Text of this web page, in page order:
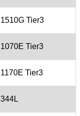
1510G Tier3
1070E Tier3
1170E Tier3
344L